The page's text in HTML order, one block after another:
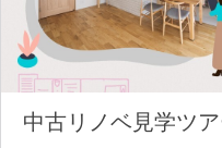
中古リノベ見学ツ